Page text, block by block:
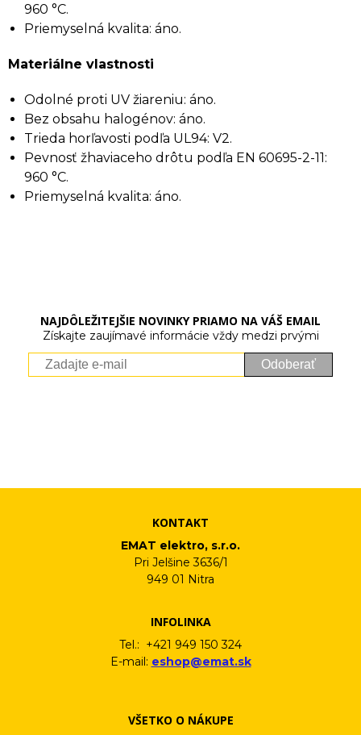
960 °C.
Priemyselná kvalita: áno.
Materiálne vlastnosti
Odolné proti UV žiareniu: áno.
Bez obsahu halogénov: áno.
Trieda horľavosti podľa UL94: V2.
Pevnosť žhaviaceho drôtu podľa EN 60695-2-11:
960 °C.
Priemyselná kvalita: áno.
NAJDÔLEŽITEJŠIE NOVINKY PRIAMO NA VÁŠ EMAIL
Získajte zaujímavé informácie vždy medzi prvými
Odoberať
KONTAKT
EMAT elektro, s.r.o.
Pri Jelšine 3636/1
949 01 Nitra
INFOLINKA
Tel.: +421 949 150 324
E-mail: eshop@emat.sk
VŠETKO O NÁKUPE